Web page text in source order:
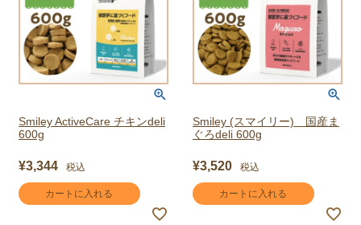
Smiley ActiveCare チキンdeli
600g
¥3,344 税込
カートに入れる
Smiley (スマイリー) 国産ま
ぐろdeli 600g
¥3,520 税込
カートに入れる